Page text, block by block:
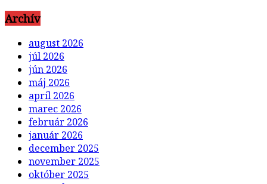
Archív
august 2026
júl 2026
jún 2026
máj 2026
apríl 2026
marec 2026
február 2026
január 2026
december 2025
november 2025
október 2025